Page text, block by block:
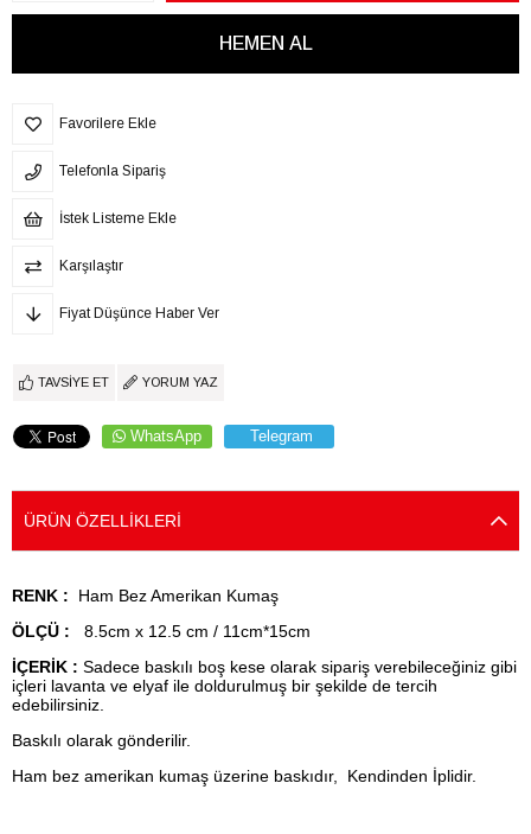
Favorilere Ekle
Telefonla Sipariş
İstek Listeme Ekle
Karşılaştır
Fiyat Düşünce Haber Ver
TAVSIYE ET YORUM YAZ
WhatsApp Telegram
ÜRÜN ÖZELLIKLERI
RENK : Ham Bez Amerikan Kumaş
ÖLÇÜ : 8.5cm x 12.5 cm / 11cm*15cm
İÇERİK : Sadece baskılı boş kese olarak sipariş verebileceğiniz gibi
içleri lavanta ve elyaf ile doldurulmuş bir şekilde de tercih
edebilirsiniz.
Baskılı olarak gönderilir.
Ham bez amerikan kumaş üzerine baskıdır, Kendinden İplidir.